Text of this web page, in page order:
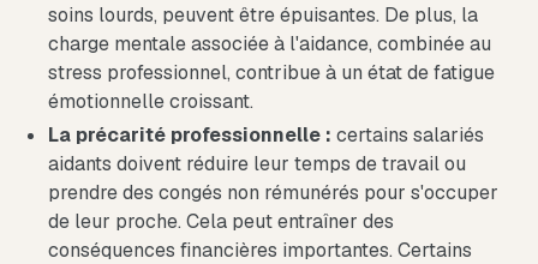
soins lourds, peuvent être épuisantes. De plus, la
charge mentale associée à l'aidance, combinée au
stress professionnel, contribue à un état de fatigue
émotionnelle croissant.
La précarité professionnelle : certains salariés
aidants doivent réduire leur temps de travail ou
prendre des congés non rémunérés pour s'occuper
de leur proche. Cela peut entraîner des
conséquences financières importantes. Certains